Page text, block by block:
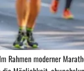
Rahmen moderner